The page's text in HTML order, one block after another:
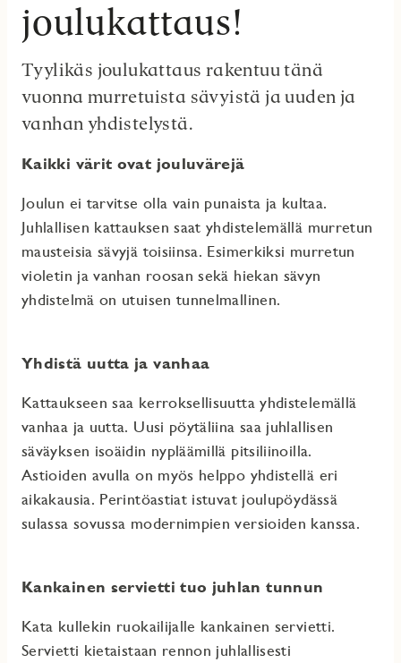
joulukattaus!
Tyylikäs joulukattaus rakentuu tänä
vuonna murretuista sävyistä ja uuden ja
vanhan yhdistelystä.
Kaikki värit ovat jouluvärejä
Joulun ei tarvitse olla vain punaista ja kultaa.
Juhlallisen kattauksen saat yhdistelemällä murretun
mausteisia sävyjä toisiinsa. Esimerkiksi murretun
violetin ja vanhan roosan sekä hiekan sävyn
yhdistelmä on utuisen tunnelmallinen.
Yhdistä uutta ja vanhaa
Kattaukseen saa kerroksellisuutta yhdistelemällä
vanhaa ja uutta. Uusi pöytäliina saa juhlallisen
säväyksen isoäidin nypläämillä pitsiliinoilla.
Astioiden avulla on myös helppo yhdistellä eri
aikakausia. Perintöastiat istuvat joulupöydässä
sulassa sovussa modernimpien versioiden kanssa.
Kankainen servietti tuo juhlan tunnun
Kata kullekin ruokailijalle kankainen servietti.
Servietti kietaistaan rennon juhlallisesti